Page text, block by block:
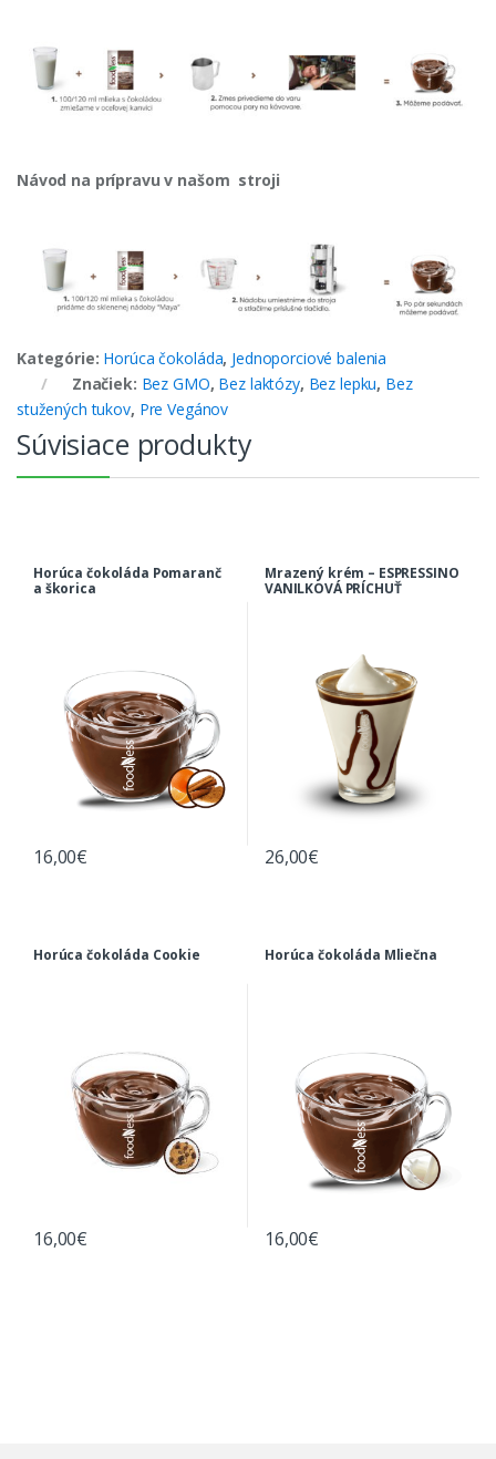
Návod na prípravu v našom stroji
Kategórie: Horúca čokoláda, Jednoporciové balenia
Značiek: Bez GMO, Bez laktózy, Bez lepku, Bez
stužených tukov, Pre Vegánov
Súvisiace produkty
Horúca čokoláda Pomaranč
a škorica
16,00€
Mrazený krém – ESPRESSINO
VANILKOVÁ PRÍCHUŤ
26,00€
Horúca čokoláda Cookie
16,00€
Horúca čokoláda Mliečna
16,00€